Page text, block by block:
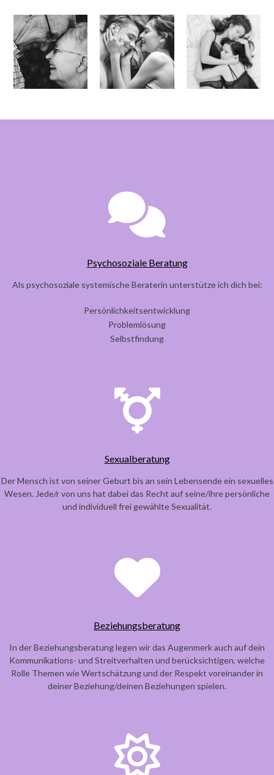
Psychosoziale Beratung
Als psychosoziale systemische Beraterin unterstütze ich dich bei:
Persönlichkeitsentwicklung
Problemlösung
Selbstfindung
Sexualberatung
Der Mensch ist von seiner Geburt bis an sein Lebensende ein sexuelles
Wesen. Jede/r von uns hat dabei das Recht auf seine/ihre persönliche
und individuell frei gewählte Sexualität.
Beziehungsberatung
In der Beziehungsberatung legen wir das Augenmerk auch auf dein
Kommunikations- und Streitverhalten und berücksichtigen, welche
Rolle Themen wie Wertschätzung und der Respekt voreinander in
deiner Beziehung/deinen Beziehungen spielen.